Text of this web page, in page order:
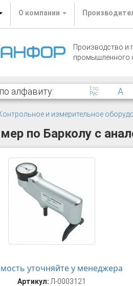
О компании
Производство и
промышленного
алфавиту:
Eng
Рус
A
и измерительное
по Барколу с
уточняйте у менеджера
Артикул: Л-0003121